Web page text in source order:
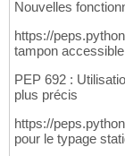
Nouvelles
https://
tampon
PEP 692 :
plus précis
https://
pour le typage